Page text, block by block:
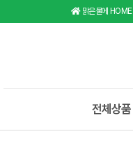
맑은물에 HOME
전체상품